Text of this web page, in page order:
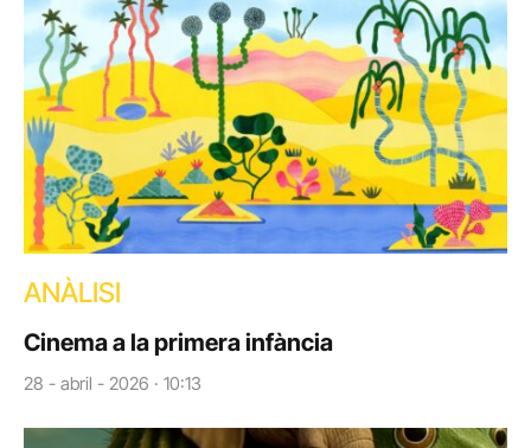
ANÀLISI
Cinema a la primera infància
28 - abril - 2026 · 10:13